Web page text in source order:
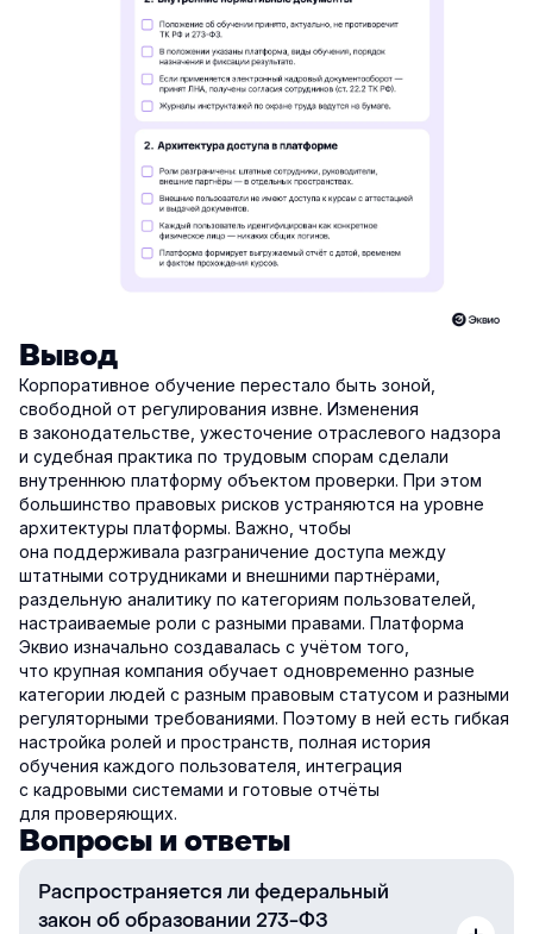
Вывод
Корпоративное обучение перестало быть зоной,
свободной от регулирования извне. Изменения
в законодательстве, ужесточение отраслевого надзора
и судебная практика по трудовым спорам сделали
внутреннюю платформу объектом проверки. При этом
большинство правовых рисков устраняются на уровне
архитектуры платформы. Важно, чтобы
она поддерживала разграничение доступа между
штатными сотрудниками и внешними партнёрами,
раздельную аналитику по категориям пользователей,
настраиваемые роли с разными правами. Платформа
Эквио изначально создавалась с учётом того,
что крупная компания обучает одновременно разные
категории людей с разным правовым статусом и разными
регуляторными требованиями. Поэтому в ней есть гибкая
настройка ролей и пространств, полная история
обучения каждого пользователя, интеграция
с кадровыми системами и готовые отчёты
для проверяющих.
Вопросы и ответы
Распространяется ли федеральный
закон об образовании 273-ФЗ